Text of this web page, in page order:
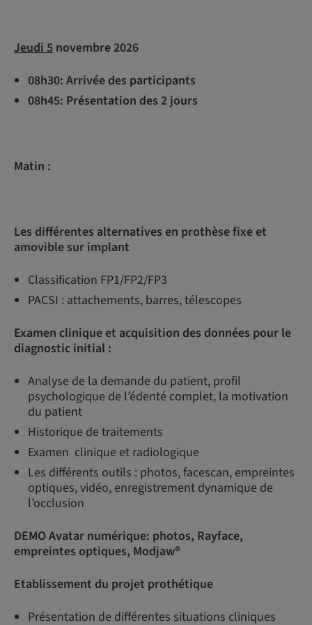
Jeudi 5 novembre 2026
08h30: Arrivée des participants
08h45: Présentation des 2 jours
Matin :
Les différentes alternatives en prothèse fixe et
amovible sur implant
Classification FP1/FP2/FP3
PACSI : attachements, barres, télescopes
Examen clinique et acquisition des données pour le
diagnostic initial :
Analyse de la demande du patient, profil
psychologique de l’édenté complet, la motivation
du patient
Historique de traitements
Examen clinique et radiologique
Les différents outils : photos, facescan, empreintes
optiques, vidéo, enregistrement dynamique de
l’occlusion
DEMO Avatar numérique: photos, Rayface,
empreintes optiques, Modjaw®
Etablissement du projet prothétique
Présentation de différentes situations cliniques